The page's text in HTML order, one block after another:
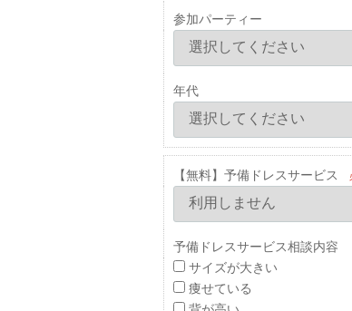
参加パーティー
年代
【無料】予備ドレスサービス
予備ドレスサービス相談内容
サイズが大きい
痩せている